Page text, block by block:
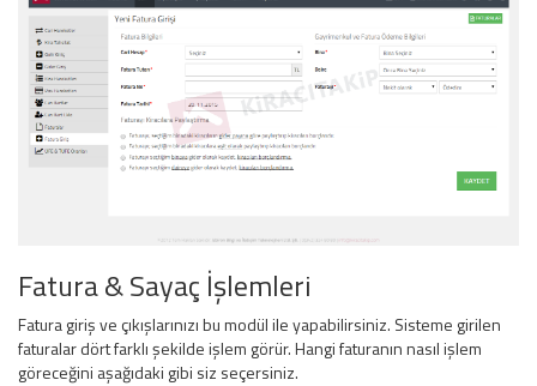
Fatura & Sayaç İşlemleri
Fatura giriş ve çıkışlarınızı bu modül ile yapabilirsiniz. Sisteme girilen
faturalar dört farklı şekilde işlem görür. Hangi faturanın nasıl işlem
göreceğini aşağıdaki gibi siz seçersiniz.